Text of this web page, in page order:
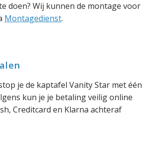
doen? Wij kunnen de montage voor
Montagedienst.
je de kaptafel Vanity Star met één
kun je je betaling veilig online
Creditcard en Klarna achteraf